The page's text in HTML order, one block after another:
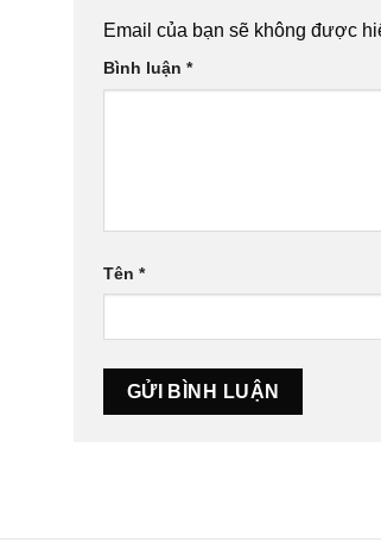
Email của bạn sẽ không được
Bình luận *
Tên *